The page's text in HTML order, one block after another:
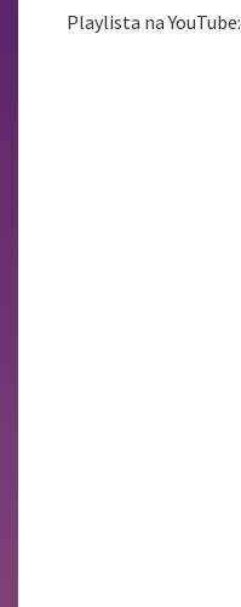
Playlista na YouTube: